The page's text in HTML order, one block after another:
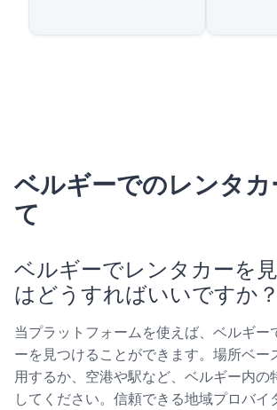
ベルギーでのレンタ
て
ベルギーでレンタカーを
はどうすればいいですか？
当プラットフォームを使えば、ベルギー
ーを見つけることができます。場所ベー
用するか、空港や駅など、ベルギー内の
してください。信頼できる地域プロバイ